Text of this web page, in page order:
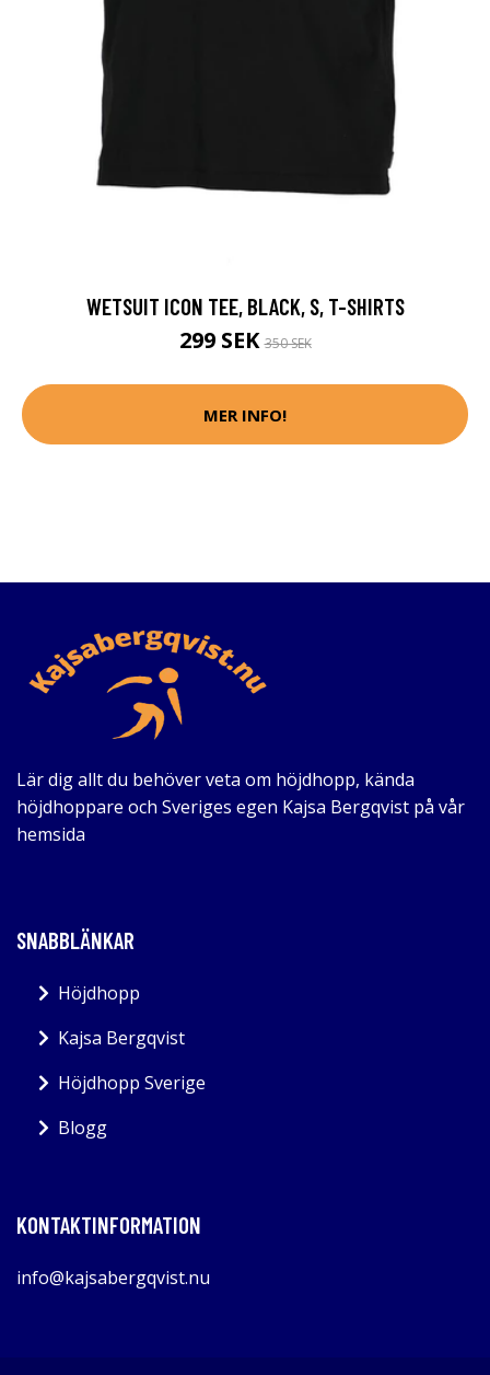
WETSUIT ICON TEE, BLACK, S, T-SHIRTS
299 SEK350 SEK
MER INFO!
Lär dig allt du behöver veta om höjdhopp, kända
höjdhoppare och Sveriges egen Kajsa Bergqvist på vår
hemsida
SNABBLÄNKAR
Höjdhopp
Kajsa Bergqvist
Höjdhopp Sverige
Blogg
KONTAKTINFORMATION
info@kajsabergqvist.nu